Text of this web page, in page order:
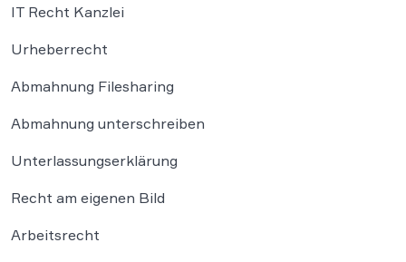
IT Recht Kanzlei
Urheberrecht
Abmahnung Filesharing
Abmahnung unterschreiben
Unterlassungserklärung
Recht am eigenen Bild
Arbeitsrecht